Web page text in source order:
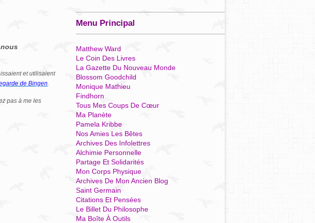
et utilisaient
de Bingen.
pas à me les
Menu Principal
Matthew Ward
Le Coin Des Livres
La Gazette Du Nouveau Monde
Blossom Goodchild
Monique Mathieu
Findhorn
Tous Mes Coups De Cœur
Ma Planète
Pamela Kribbe
Nos Amies Les Bêtes
Archives Des Infolettres
Alchimie Personnelle
Partage Et Solidarités
Mon Corps Physique
Archives De Mon Ancien Blog
Saint Germain
Citations Et Pensées
Le Billet Du Philosophe
Ma Boîte À Outils